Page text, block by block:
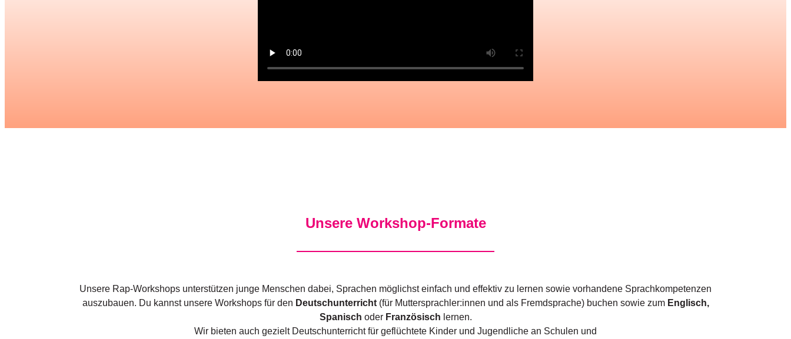
Unsere Workshop-Formate
Unsere Rap-Workshops unterstützen junge Menschen dabei, Sprachen möglichst einfach und effektiv zu lernen sowie vorhandene Sprachkompetenzen
auszubauen. Du kannst unsere Workshops für den Deutschunterricht(für Muttersprachler:innen und als Fremdsprache) buchen sowie zum Englisch,
Spanisch oder Französisch lernen.
Wir bieten auch gezielt Deutschunterricht für geflüchtete Kinder und Jugendliche an Schulen und